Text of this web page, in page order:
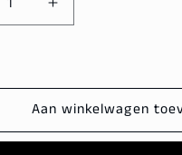
Aantal
verhogen
Dualsenses
Color
60
Aan winkelwagen